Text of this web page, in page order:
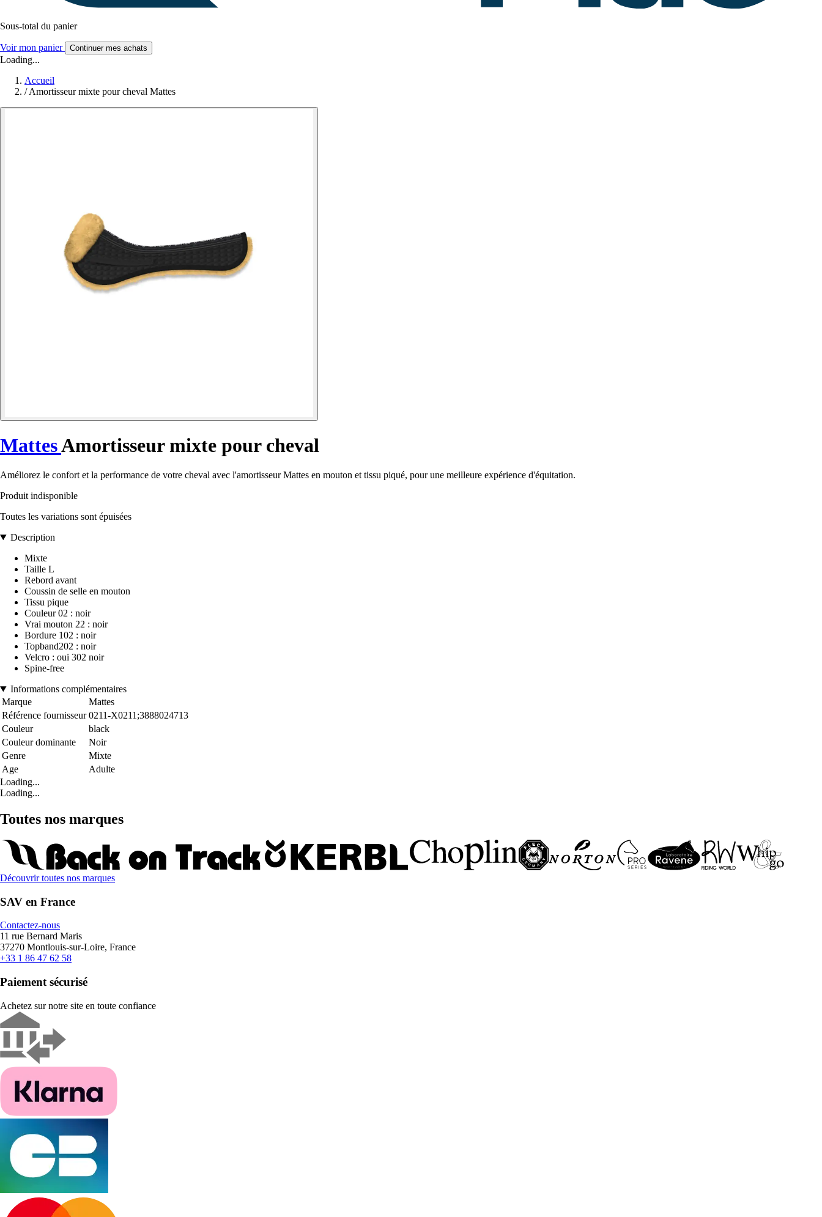
Sous-total du panier
Voir mon panier Continuer mes achats
Loading...
Accueil
/ Amortisseur mixte pour cheval Mattes
MattesAmortisseur mixte pour cheval
Améliorez le confort et la performance de votre cheval avec l'amortisseur Mattes en mouton et tissu piqué, pour une meilleure expérience d'équitation.
Produit indisponible
Toutes les variations sont épuisées
Description
Mixte
Taille L
Rebord avant
Coussin de selle en mouton
Tissu pique
Couleur 02 : noir
Vrai mouton 22 : noir
Bordure 102 : noir
Topband202 : noir
Velcro : oui 302 noir
Spine-free
Informations complémentaires
Marque
Mattes
Référence fournisseur 0211-X0211;3888024713
Couleur
black
Couleur dominante
Noir
Genre
Mixte
Age
Adulte
Loading...
Loading...
Toutes nos marques
Découvrir toutes nos marques
SAV en France
Contactez-nous
11 rue Bernard Maris
37270 Montlouis-sur-Loire, France
+33 1 86 47 62 58
Paiement sécurisé
Achetez sur notre site en toute confiance